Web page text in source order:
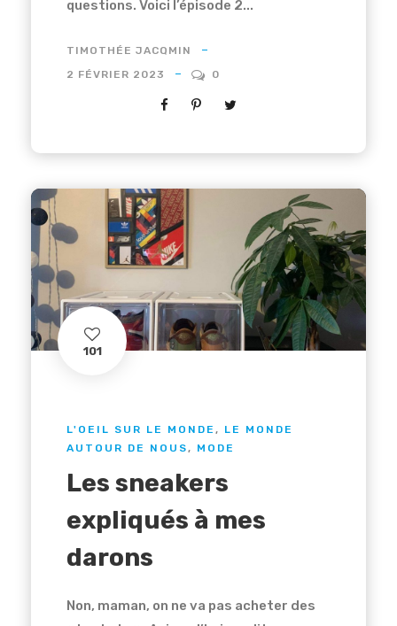
questions. Voici l’épisode 2...
TIMOTHÉE JACQMIN
2 FÉVRIER 2023
0
101
L'OEIL SUR LE MONDE , LE MONDE
AUTOUR DE NOUS, MODE
Les sneakers
expliqués à mes
darons
Non, maman, on ne va pas acheter des